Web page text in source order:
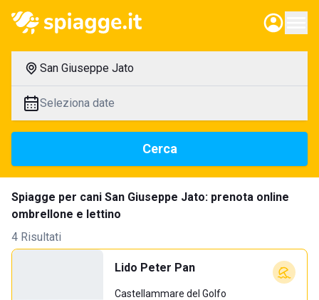
San Giuseppe Jato
Seleziona date
Cerca
Spiagge per cani San Giuseppe Jato: prenota online
ombrellone e lettino
4 Risultati
Lido Peter Pan
Castellammare del Golfo